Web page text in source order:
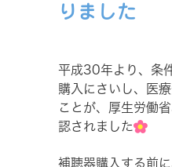
りました
平成30年より、条
購入にさいし、医
ことが、厚生労働
認されました
補聴器購入する前